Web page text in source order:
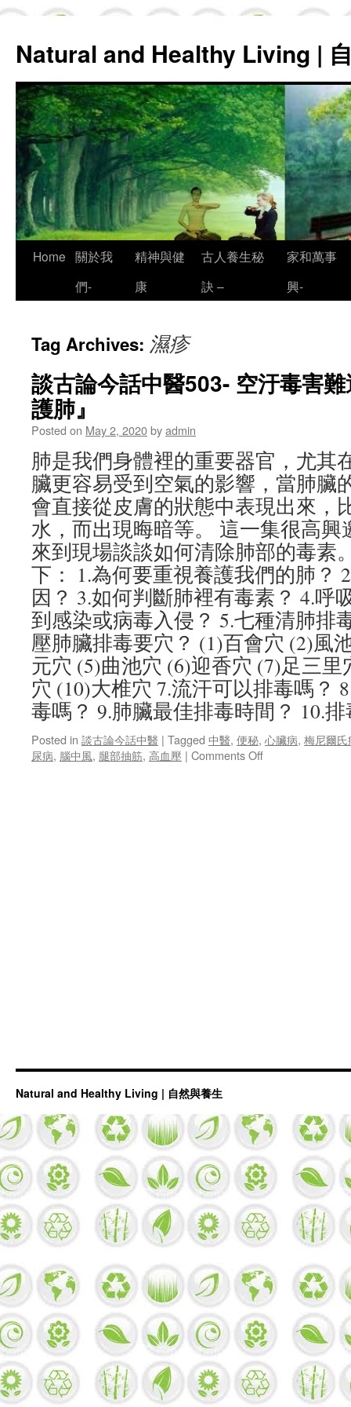
Natural and Healthy Living |
Skip
Home 關於我
們-
精神與健
康
古人養生秘
訣 –
家和萬事
興-
Tag Archives: 濕疹
談古論今話中醫503- 空汙毒害
護肺』
Posted on May 2, 2020byadmin
肺是我們身體裡的重要器官，尤其
臟更容易受到空氣的影響，當肺臟
會直接從皮膚的狀態中表現出來，
水，而出現晦暗等。 這一集很高
來到現場談談如何清除肺部的毒素
下： 1.為何要重視養護我們的肺？
因？ 3.如何判斷肺裡有毒素？ 4.呼
到感染或病毒入侵？ 5.七種清肺排
壓肺臟排毒要穴？ (1)百會穴 (2)風
元穴 (5)曲池穴 (6)迎香穴 (7)足三
穴 (10)大椎穴 7.流汗可以排毒嗎？
毒嗎？ 9.肺臟最佳排毒時間？ 10.
Posted in 談古論今話中醫 | Tagged 中醫, 便秘, 心臟病, 梅尼爾氏
尿病, 腦中風, 腿部抽筋, 高血壓 | Comments Offon
『保
Natural and Healthy Living | 自然與養生